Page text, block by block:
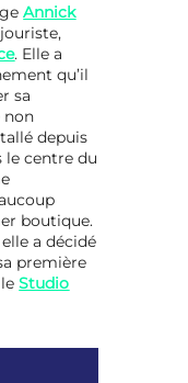
Annick
. Elle a
qu’il
sa
non
depuis
le centre du
boutique.
a décidé
première
leStudio